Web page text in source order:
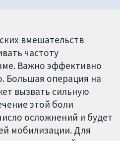
вмешательств
частоту
Важно эффективно
Большая операция на
вызвать сильную
этой боли
осложнений и будет
мобилизации. Для